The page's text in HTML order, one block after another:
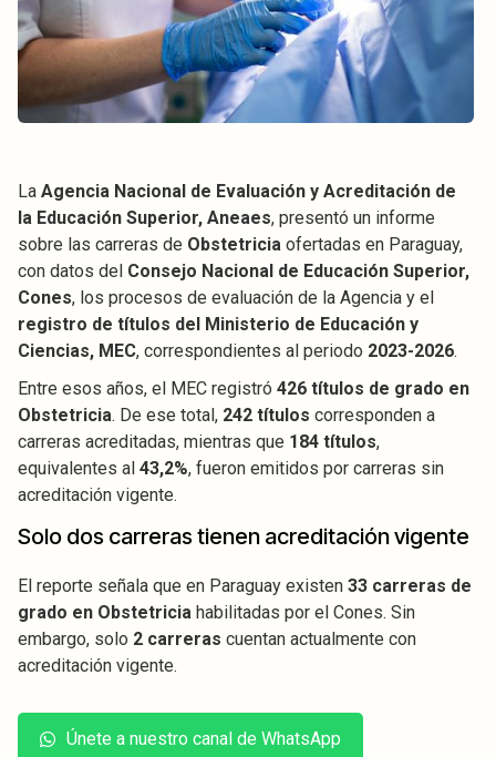
La Agencia Nacional de Evaluación y Acreditación de
la Educación Superior, Aneaes, presentó un informe
sobre las carreras de Obstetricia ofertadas en Paraguay,
con datos del Consejo Nacional de Educación Superior,
Cones, los procesos de evaluación de la Agencia y el
registro de títulos del Ministerio de Educación y
Ciencias, MEC, correspondientes al periodo 2023-2026.
Entre esos años, el MEC registró 426 títulos de grado en
Obstetricia. De ese total, 242 títulos corresponden a
carreras acreditadas, mientras que 184 títulos,
equivalentes al 43,2%, fueron emitidos por carreras sin
acreditación vigente.
Solo dos carreras tienen acreditación vigente
El reporte señala que en Paraguay existen 33 carreras de
grado en Obstetricia habilitadas por el Cones. Sin
embargo, solo 2 carreras cuentan actualmente con
acreditación vigente.
Únete a nuestro canal de WhatsApp